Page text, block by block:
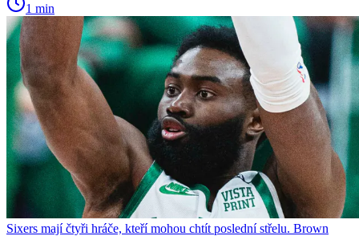
1 min
Sixers mají čtyři hráče, kteří mohou chtít poslední střelu. Brown